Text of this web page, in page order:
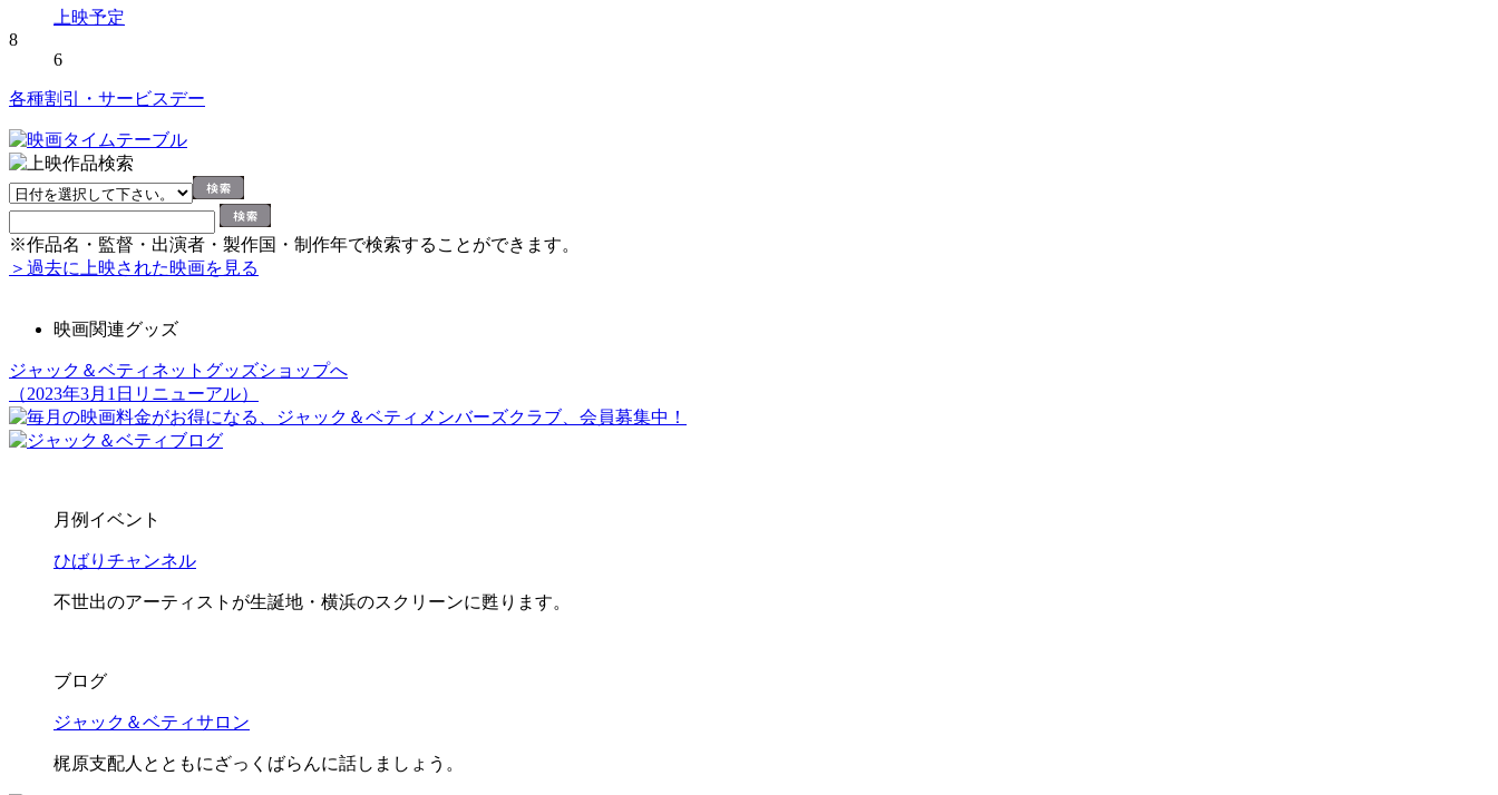
上映予定
8
6
各種割引・サービスデー
※作品名・監督・出演者・製作国・制作年で検索することができます。
＞過去に上映された映画を見る
映画関連グッズ
ジャック＆ベティネットグッズショップへ
（2023年3月1日リニューアル）
月例イベント
ひばりチャンネル
不世出のアーティストが生誕地・横浜のスクリーンに甦ります。
ブログ
ジャック＆ベティサロン
梶原支配人とともにざっくばらんに話しましょう。